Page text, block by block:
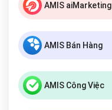
AMIS aiMarketing
AMIS Bán Hàng
AMIS Công Việc